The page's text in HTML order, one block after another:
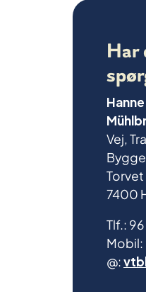
Har
Vej,
7400
Tlf.:
Mobil:
@: